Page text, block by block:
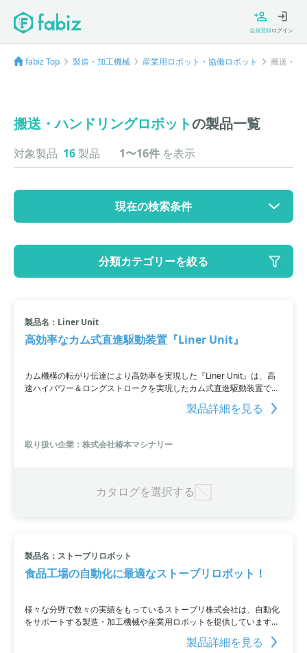
会員登録ログイン
fabiz Top 製造・加工機械 産業用ロボット・協働ロボット 搬送・ハ
搬送・ハンドリングロボットの製品一覧
対象製品 16 製品 1〜16件 を表示
現在の検索条件
大カテゴリ: 製造・加工機械
小カテゴリ: 搬送・ハンドリングロボット
分類カテゴリーを絞る
製品名：Liner Unit
高効率なカム式直進駆動装置『Liner Unit』
カム機構の転がり伝達により高効率を実現した『Liner Unit』は、高
速ハイパワー＆ロングストロークを実現したカム式直進駆動装置で
す。カム機構の整定性により急な加減速や高速走行にも対応し、サイ
クルタイムの短縮と生産性の向上に貢献します。また、省スペース化
コンパクト化とロングストロークの実現が可能です。
製品詳細を見る
取り扱い企業：株式会社椿本マシナリー
カタログを選択する
製品名：ストーブリロボット
食品工場の自動化に最適なストーブリロボット！
様々な分野で数々の実績をもっているストーブリ株式会社は、自動化
をサポートする製造・加工機械や産業用ロボットを提供しています。
特に、食品に対応したロボットを取り扱っており、搬送やハンドリン
グなどの業務での活用に効果的です。洗浄剤で丸洗いできる衛生的な
製品詳細を見る